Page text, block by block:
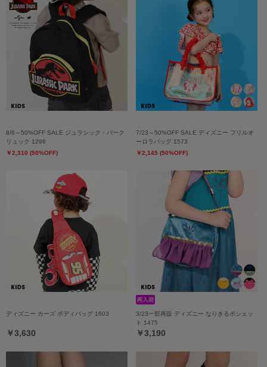
8/6～50%OFF SALE ジュラシック・パーク
リュック 1298
￥2,310 (50%OFF)
7/23～50%OFF SALE ディズニー フリルオ
ーロラバッグ 1573
￥2,145 (50%OFF)
ディズニー カーズ ボディバッグ 1603
￥3,630
3/23一部再販 ディズニー なりきるポシェッ
ト 1475
￥3,190